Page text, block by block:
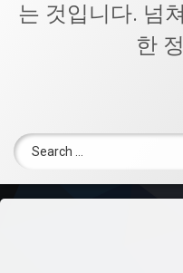
는 것입니다. 넘
한